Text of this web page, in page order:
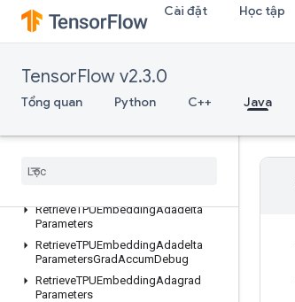
Cài đặt Học tập
TensorFlow v2.3.0
Tổng quan Python C++ Java
ResourceScatterNdUpdate
ResourceScatterSub
ResourceSparseApplyAdagradV2
ResourceSparseApplyKerasMomentum
RetrieveTPUEmbedding
Retrieve
RetrieveTPUEmbeddingAdadelta
Parameters
RetrieveTPUEmbeddingAdadelta
ParametersGradAccumDebug
RetrieveTPUEmbeddingAdagrad
Parameters